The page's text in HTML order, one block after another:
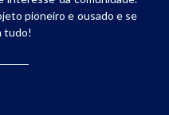
pioneiro e ousado e se
tudo!